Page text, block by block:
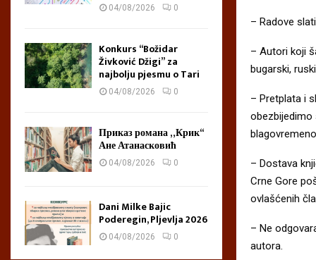
– Radove
– Autori koji
bugarski,
– Pretplata i
obezbijedimo
– Dostava
Crne Gore
ovlašćenih
– Ne
autora.
04/08/2026 0
Konkurs “Božidar
Živković Džigi” za
najbolju pjesmu o Tari
04/08/2026 0
Приказ романа „Крик“
Ане Атанасковић
04/08/2026 0
Dani Milke Bajic
Poderegin, Pljevlja 2026
04/08/2026 0